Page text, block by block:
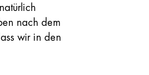
nach dem
wir in den